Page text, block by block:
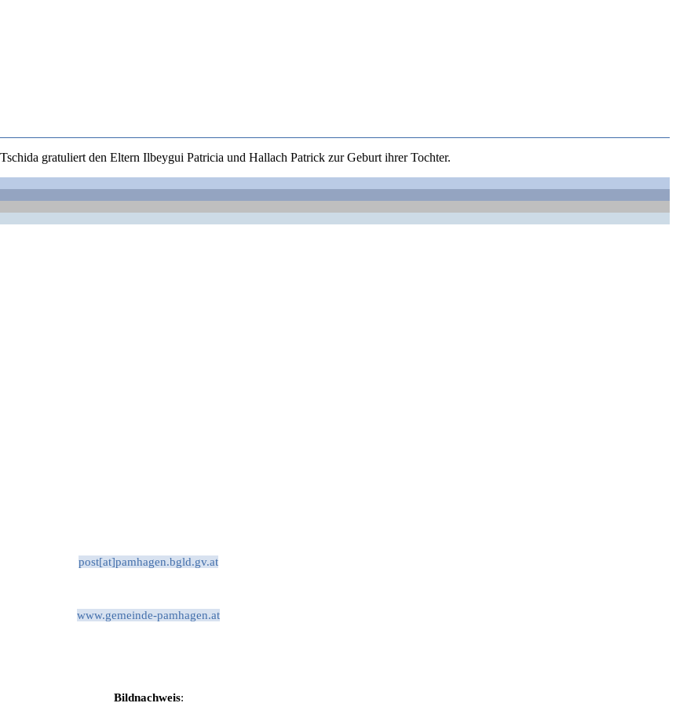
gratuliert den Eltern Ilbeygui Patricia und Hallach Patrick zur Geburt ihrer Tochter.
post[at]pamhagen.bgld.gv.at
www.gemeinde-pamhagen.at
Bildnachweis: